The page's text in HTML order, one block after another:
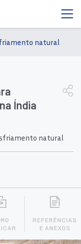
natural
Índia
natural
REFERÊNCIAS
E ANEXOS